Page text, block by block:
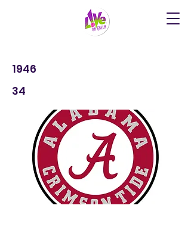
1946
34